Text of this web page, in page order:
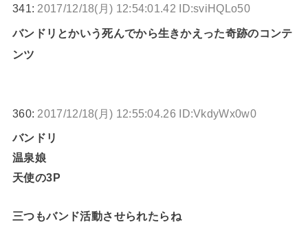
341: 2017/12/18(月) 12:54:01.42 ID:sviHQLo50
バンドリとかいう死んでから生きかえった奇跡のコンテ
ンツ
360: 2017/12/18(月) 12:55:04.26 ID:VkdyWx0w0
バンドリ
温泉娘
天使の3P
三つもバンド活動させられたらね